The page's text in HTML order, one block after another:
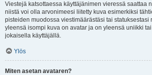
Viestejä katsottaessa käyttäjänimen vieressä saattaa
niistä voi olla arvonimeesi liitetty kuva esimerkiksi
pisteiden muodossa viestimäärästäsi tai statuksestasi
yleensä isompi kuva on avatar ja on yleensä uniikki
jokaisella käyttäjällä.
Ylös
Miten asetan avataren?